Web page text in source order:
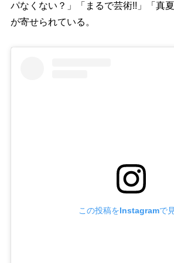
パなくない？」「まるで芸術!!」「真
が寄せられている。
この投稿をInstagramで